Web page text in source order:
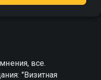
все.
"Визитная